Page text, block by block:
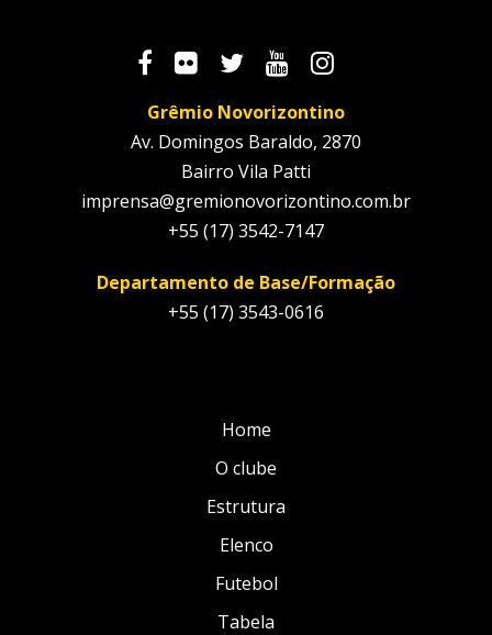
Grêmio Novorizontino
Av. Domingos Baraldo, 2870
Bairro Vila Patti
imprensa@gremionovorizontino.com.br
+55 (17) 3542-7147
Departamento de Base/Formação
+55 (17) 3543-0616
Home
O clube
Estrutura
Elenco
Futebol
Tabela